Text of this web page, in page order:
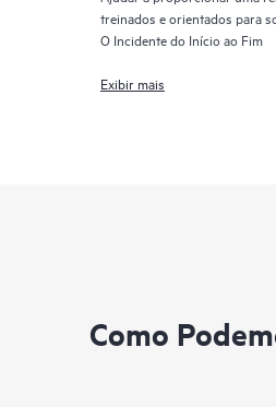
treinados e orientados para
O Incidente do Início ao Fim
Exibir mais
Como